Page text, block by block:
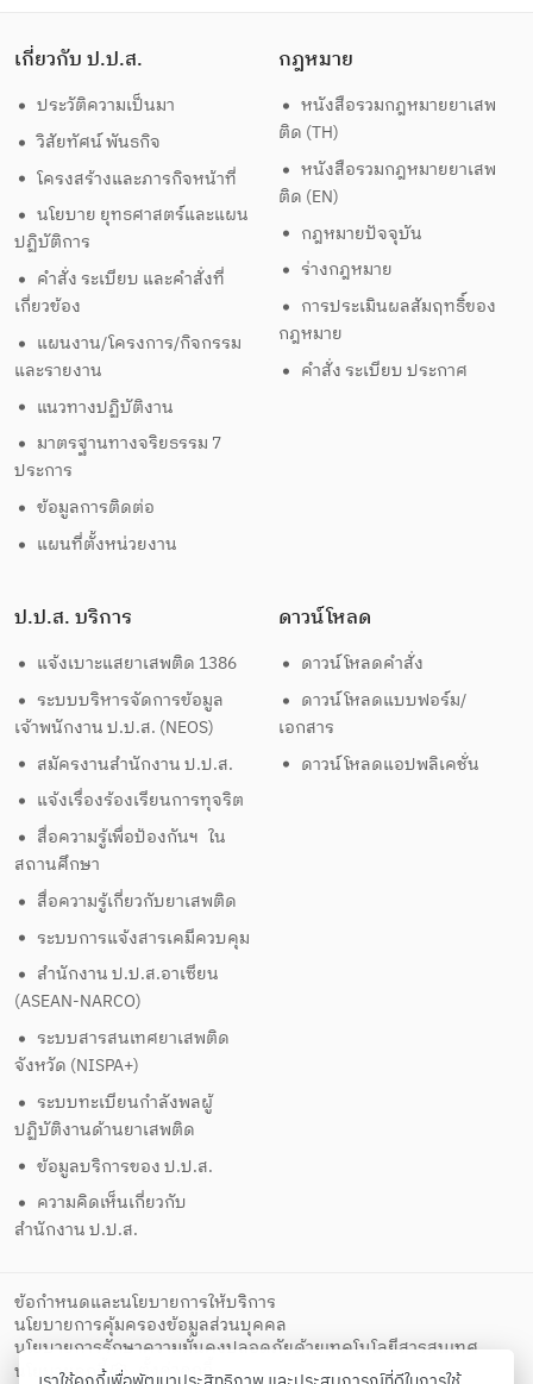
เกี่ยวกับ ป.ป.ส.
ประวัติความเป็นมา
วิสัยทัศน์ พันธกิจ
โครงสร้างและภารกิจหน้าที่
นโยบาย ยุทธศาสตร์และแผน
ปฏิบัติการ
คำสั่ง ระเบียบ และคำสั่งที่
เกี่ยวข้อง
แผนงาน/โครงการ/กิจกรรม
และรายงาน
แนวทางปฏิบัติงาน
มาตรฐานทางจริยธรรม 7
ประการ
ข้อมูลการติดต่อ
แผนที่ตั้งหน่วยงาน
กฎหมาย
หนังสือรวมกฎหมายยาเสพ
ติด (TH)
หนังสือรวมกฎหมายยาเสพ
ติด (EN)
กฎหมายปัจจุบัน
ร่างกฎหมาย
การประเมินผลสัมฤทธิ์ของ
กฎหมาย
คำสั่ง ระเบียบ ประกาศ
ป.ป.ส. บริการ
แจ้งเบาะแสยาเสพติด 1386
ระบบบริหารจัดการข้อมูล
เจ้าพนักงาน ป.ป.ส. (NEOS)
สมัครงานสำนักงาน ป.ป.ส.
แจ้งเรื่องร้องเรียนการทุจริต
สื่อความรู้เพื่อป้องกันฯ ใน
สถานศึกษา
สื่อความรู้เกี่ยวกับยาเสพติด
ระบบการแจ้งสารเคมีควบคุม
สำนักงาน ป.ป.ส.อาเซียน
(ASEAN-NARCO)
ระบบสารสนเทศยาเสพติด
จังหวัด (NISPA+)
ระบบทะเบียนกำลังพลผู้
ปฏิบัติงานด้านยาเสพติด
ข้อมูลบริการของ ป.ป.ส.
ความคิดเห็นเกี่ยวกับ
สำนักงาน ป.ป.ส.
ดาวน์โหลด
ดาวน์โหลดคำสั่ง
ดาวน์โหลดแบบฟอร์ม/
เอกสาร
ดาวน์โหลดแอปพลิเคชั่น
ข้อกำหนดและนโยบายการให้บริการ
นโยบายการคุ้มครองข้อมูลส่วนบุคคล
นโยบายการรักษาความมั่นคงปลอดภัยด้วยเทคโนโลยีสารสนเทศ
นโยบายคุกกี้
ตั้งค่าคุกกี้